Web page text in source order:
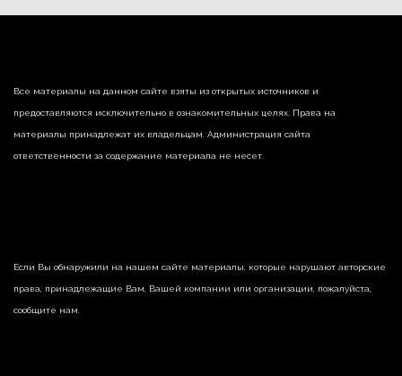
Все материалы на данном сайте взяты из открытых источников и
предоставляются исключительно в ознакомительных целях. Права на
материалы принадлежат их владельцам. Администрация сайта
ответственности за содержание материала не несет.
Если Вы обнаружили на нашем сайте материалы, которые нарушают авторские
права, принадлежащие Вам, Вашей компании или организации, пожалуйста,
сообщите нам.